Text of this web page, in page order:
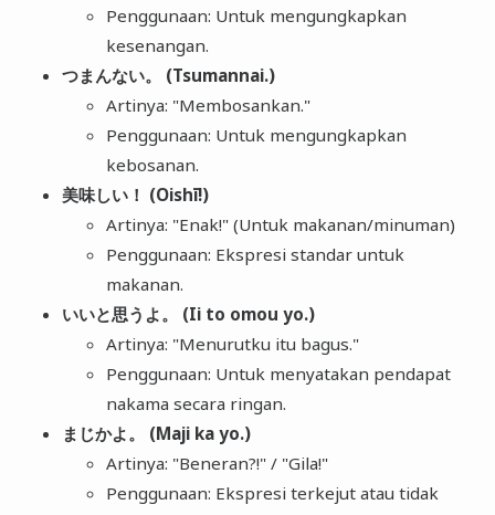
Penggunaan: Untuk mengungkapkan
kesenangan.
つまんない。 (Tsumannai.)
Artinya: "Membosankan."
Penggunaan: Untuk mengungkapkan
kebosanan.
美味しい！ (Oishī!)
Artinya: "Enak!" (Untuk makanan/minuman)
Penggunaan: Ekspresi standar untuk
makanan.
いいと思うよ。 (Ii to omou yo.)
Artinya: "Menurutku itu bagus."
Penggunaan: Untuk menyatakan pendapat
nakama secara ringan.
まじかよ。 (Maji ka yo.)
Artinya: "Beneran?!" / "Gila!"
Penggunaan: Ekspresi terkejut atau tidak